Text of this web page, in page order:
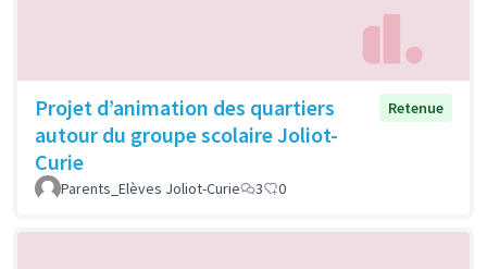
Projet d’animation des quartiers
autour du groupe scolaire Joliot-
Curie
Retenue
Parents_Elèves Joliot-Curie 3 0